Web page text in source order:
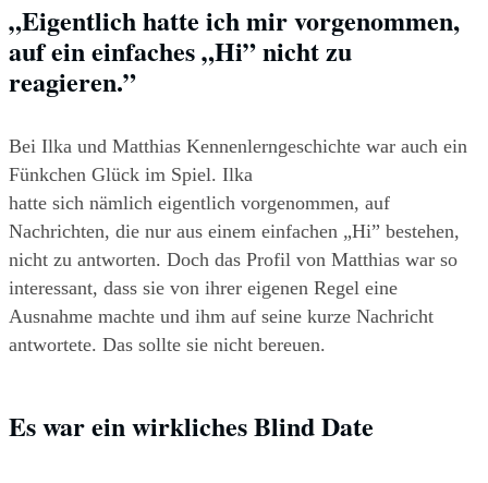
„Eigentlich hatte ich mir vorgenommen,
auf ein einfaches „Hi” nicht zu
reagieren.”
Bei Ilka und Matthias Kennenlerngeschichte war auch ein
Fünkchen Glück im Spiel. Ilka
hatte sich nämlich eigentlich vorgenommen, auf
Nachrichten, die nur aus einem einfachen „Hi” bestehen,
nicht zu antworten. Doch das Profil von Matthias war so
interessant, dass sie von ihrer eigenen Regel eine
Ausnahme machte und ihm auf seine kurze Nachricht
antwortete. Das sollte sie nicht bereuen.
Es war ein wirkliches Blind Date